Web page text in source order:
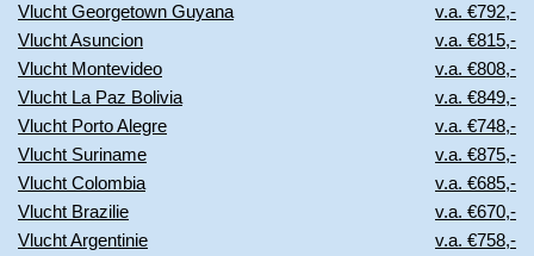
Vlucht Georgetown Guyana
v.a. €792,-
Vlucht Asuncion
v.a. €815,-
Vlucht Montevideo
v.a. €808,-
Vlucht La Paz Bolivia
v.a. €849,-
Vlucht Porto Alegre
v.a. €748,-
Vlucht Suriname
v.a. €875,-
Vlucht Colombia
v.a. €685,-
Vlucht Brazilie
v.a. €670,-
Vlucht Argentinie
v.a. €758,-